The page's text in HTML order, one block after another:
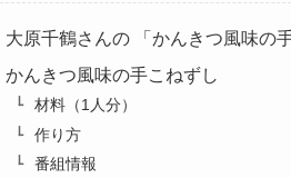
大原千鶴さんの 「かんきつ風味の
かんきつ風味の手こねずし
材料（1人分）
作り方
番組情報